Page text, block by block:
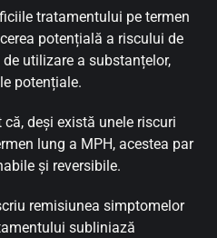
tratamentului pe termen
potențială a riscului de
utilizare a substanțelor,
potențiale.
deși există unele riscuri
lung a MPH, acestea par
și reversibile.
remisiunea simptomelor
subliniază